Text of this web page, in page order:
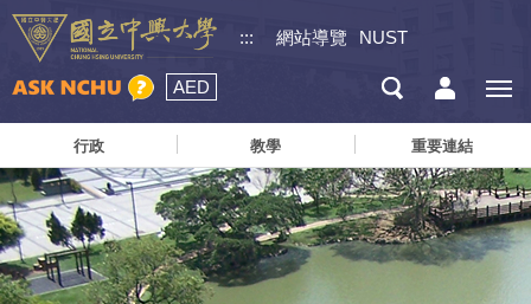
::: 網站導覽 NUST
AED
行政 教學 重要連結